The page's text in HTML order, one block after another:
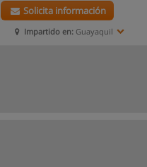
Impartido en: Guayaquil
Solicita información